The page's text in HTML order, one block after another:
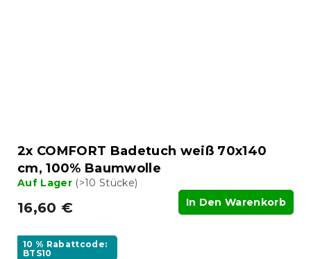
2x COMFORT Badetuch weiß 70x140
cm, 100% Baumwolle
Auf Lager (>10 Stücke)
16,60 € In Den Warenkorb
10 % Rabattcode:
BTS10